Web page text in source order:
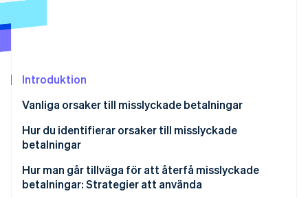
Identitetsverifiering online
Titta nu
Introduktion
Vanliga orsaker till misslyckade betalningar
Kundrelaterade skäl
Företagsrelaterade skäl
Betalleverantörsrelaterade skäl
Hur du identifierar orsaker till misslyckade
betalningar
Hur man går tillväga för att återfå misslyckade
betalningar: Strategier att använda